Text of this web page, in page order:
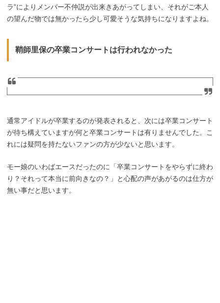
ラ”によりメンバー不仲説が出来きあがってしまい、それがご本人
の望んだ物では無かったら少し可愛そうな気持ちになりますよね。
鞘師里保の卒業コンサートは行われなかった
通常アイドルが卒業するのが発表されると、次には卒業コンサート
が待ち構えていますが何と卒業コンサートは有りませんでした。こ
れには疑問を持たないファンの方が少ないと思います。
モー娘のいわばエースだったのに「卒業コンサートをやらずに終わ
り？それって本当に前向きなの？」と心配の声があがるのは仕方が
無い事だと思います。